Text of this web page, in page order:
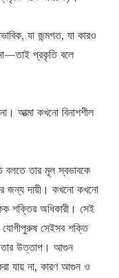
যা জন্মগত, যা কারও
না—তাই প্রকৃতি বলে
আত্মা কখনো বিনাশশীল
বলতে তার মূল স্বভাবকে
জন্য দায়ী। কখনো কখনো
শক্তির অধিকারী। সেই
যোগীপুরুষ সেইসব শক্তি
তার উত্তাপ। আগুন
যায় না, কারণ আগুন ও